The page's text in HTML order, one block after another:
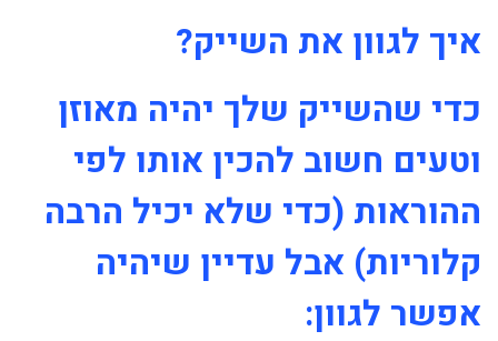
איך לגוון את השייק?
כדי שהשייק שלך יהיה מאוזן
וטעים חשוב להכין אותו לפי
ההוראות (כדי שלא יכיל הרבה
קלוריות) אבל עדיין שיהיה
אפשר לגוון: